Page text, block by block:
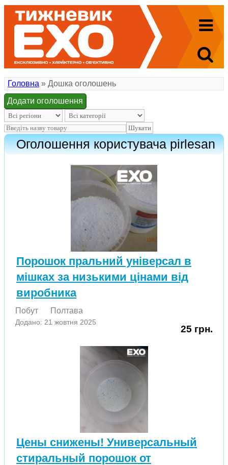
Головна » Дошка оголошень
Додати оголошення
Оголошення користувача pirlesan
Порошок пральний універсал в
мішках за низькими цінами від
виробника
Побут Полтава
Додано: 21 жовтня 2025
25 грн.
Цены снижены! Универсальный
стиральный порошок от